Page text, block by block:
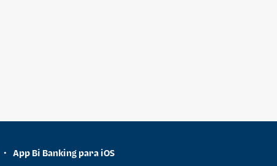
• App Bi Banking para iOS